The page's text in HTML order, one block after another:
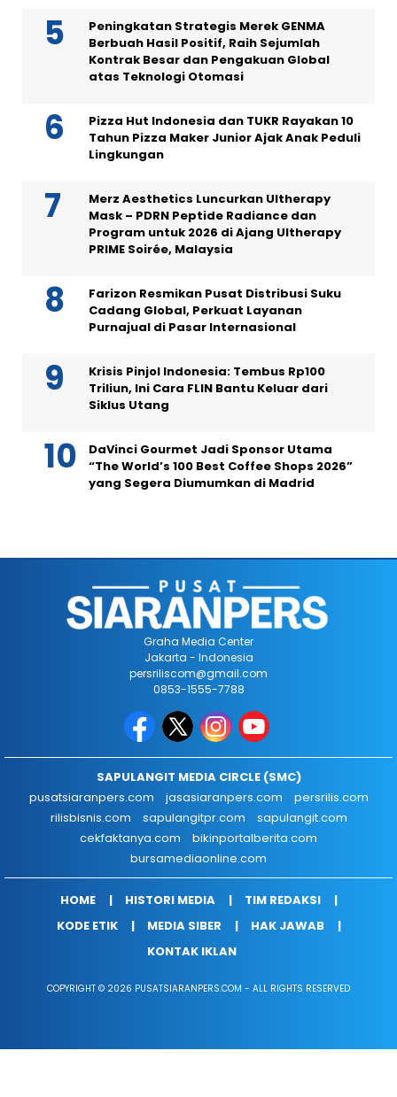
Peningkatan Strategis Merek GENMA
Berbuah Hasil Positif, Raih Sejumlah
Kontrak Besar dan Pengakuan Global
atas Teknologi Otomasi
Pizza Hut Indonesia dan TUKR Rayakan 10
Tahun Pizza Maker Junior Ajak Anak Peduli
Lingkungan
Merz Aesthetics Luncurkan Ultherapy
Mask – PDRN Peptide Radiance dan
Program untuk 2026 di Ajang Ultherapy
PRIME Soirée, Malaysia
Farizon Resmikan Pusat Distribusi Suku
Cadang Global, Perkuat Layanan
Purnajual di Pasar Internasional
Krisis Pinjol Indonesia: Tembus Rp100
Triliun, Ini Cara FLIN Bantu Keluar dari
Siklus Utang
DaVinci Gourmet Jadi Sponsor Utama
“The World’s 100 Best Coffee Shops 2026”
yang Segera Diumumkan di Madrid
Graha Media Center
Jakarta - Indonesia
persriliscom@gmail.com
0853-1555-7788
SAPULANGIT MEDIA CIRCLE (SMC)
pusatsiaranpers.com
jasasiaranpers.com
persrilis.com
rilisbisnis.com
sapulangitpr.com
sapulangit.com
cekfaktanya.com
bikinportalberita.com
bursamediaonline.com
HOME HISTORI MEDIA
TIM REDAKSI
KODE ETIK
MEDIA SIBER
HAK JAWAB
KONTAK IKLAN
COPYRIGHT © 2026 PUSATSIARANPERS.COM - ALL RIGHTS RESERVED